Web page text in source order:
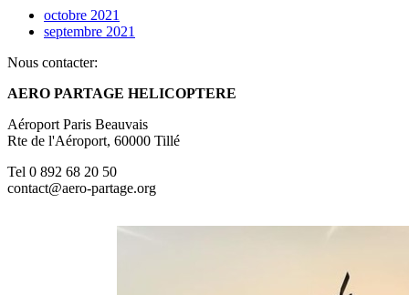
octobre 2021
septembre 2021
Nous contacter:
AERO PARTAGE HELICOPTERE
Aéroport Paris Beauvais
Rte de l'Aéroport, 60000 Tillé
Tel 0 892 68 20 50
contact@aero-partage.org